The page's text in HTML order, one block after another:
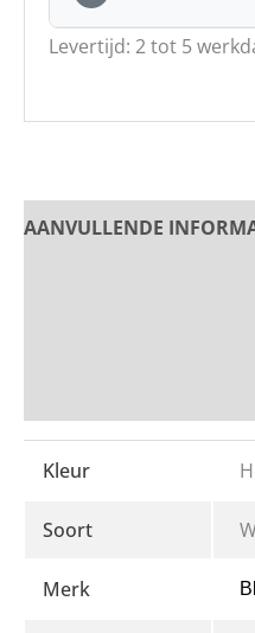
Levertijd: 2 tot 5
AANVULLENDE
Kleur
Soort
Merk